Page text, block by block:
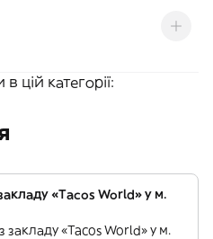
цій категорії:
«Tacos World» у м.
«Tacos World» у м.